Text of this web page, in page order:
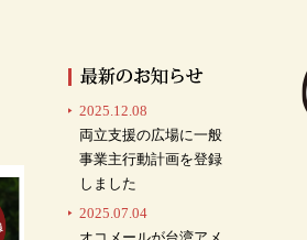
2025.12.08
両立支援の広場に一般
事業主行動計画を登録
しました
2025.07.04